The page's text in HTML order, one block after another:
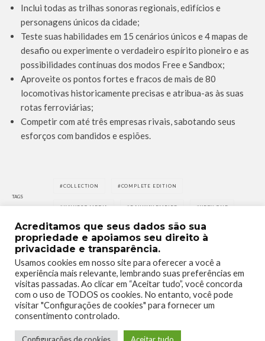
Inclui todas as trilhas sonoras regionais, edifícios e
personagens únicos da cidade;
Teste suas habilidades em 15 cenários únicos e 4 mapas de
desafio ou experimente o verdadeiro espírito pioneiro e as
possibilidades contínuas dos modos Free e Sandbox;
Aproveite os pontos fortes e fracos de mais de 80
locomotivas historicamente precisas e atribua-as às suas
rotas ferroviárias;
Competir com até três empresas rivais, sabotando seus
esforços com bandidos e espiões.
TAGS
COLLECTION COMPLETE EDITION
KALYPSO MEDIA RAILWAY EMPIRE XBOX ONE
0 0
Acreditamos que seus dados são sua
propriedade e apoiamos seu direito à
privacidade e transparência.
Usamos cookies em nosso site para oferecer a você a
experiência mais relevante, lembrando suas preferências em
visitas passadas. Ao clicar em “Aceitar tudo”, você concorda
com o uso de TODOS os cookies. No entanto, você pode
visitar "Configurações de cookies" para fornecer um
consentimento controlado.